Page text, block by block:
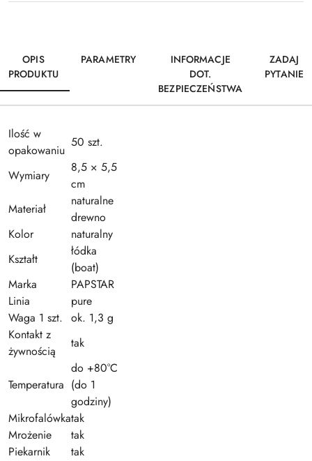
OPIS
PRODUKTU
PARAMETRY
INFORMACJE
DOT.
BEZPIECZEŃSTWA
ZADAJ
PYTANIE
Ilość w
opakowaniu
50 szt.
Wymiary
8,5 × 5,5
cm
Materiał
naturalne
drewno
Kolor
naturalny
Kształt
łódka
(boat)
Marka
PAPSTAR
Linia
pure
Waga 1 szt. ok. 1,3 g
Kontakt z
żywnością
tak
Temperatura
do +80°C
(do 1
godziny)
Mikrofalówkatak
Mrożenie
tak
Piekarnik
tak